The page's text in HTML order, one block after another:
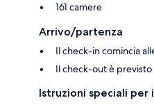
161 camere
Arrivo/partenza
Il check-in comincia
Il check-out è previsto
Istruzioni speciali per